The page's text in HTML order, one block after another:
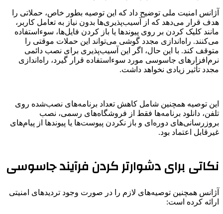
آژانس امنیت ملی توضیح داد که این توصیه بطور خاص، حملاتی را
هدف قرار می‌دهد که از آسیب‌پذیری‌ها بدون نیاز به تعامل کاربر،
مانند کلیک کردن بر روی پیوندها یا باز کردن فایل‌ها، سوءاستفاده
می‌کنند. راه‌اندازی مجدد گوشی می‌تواند این حملات موقتی را
متوقف کند. با این حال، اگر این آسیب‌پذیری برای نصب دائمی
نرم‌افزارهای جاسوسی مورد سوءاستفاده قرار گیرد، راه‌اندازی
مجدد تأثیر زیادی نخواهد داشت.
این توصیه همچنین شامل کاهش تعداد برنامه‌های نصب‌شده روی
تلفن، دانلود برنامه‌ها فقط از فروشگاه‌های رسمی، نصب
بروزرسانی‌های دوره‌ای و باز نکردن پیوست‌ها یا پیوندها از پیام‌های
غیرقابل اعتماد بود.
نکاتی برای دشوارتر کردن فرآیند جاسوسی
آژانس همچنین توصیه‌های لازم را در صورت وجود تردیدهای امنیتی
ارائه کرده است: